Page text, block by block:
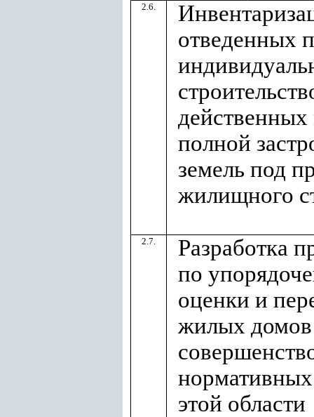
2.6.
отведенных
полной
земель под
жилищного
2.7.
Разработка
по
оценки и
жилых домов
этой области